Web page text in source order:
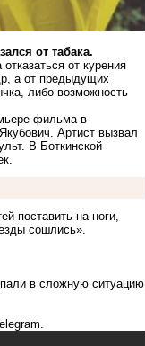
от табака.
от курения
а от предыдущих
либо возможность
фильма в
Артист вызвал
В Боткинской
поставить на ноги,
сошлись».
в сложную ситуацию